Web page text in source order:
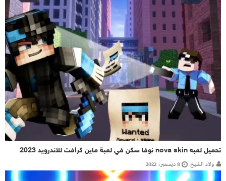
تحميل لعبه nova skin نوفا سكن في لعبة ماين كرافت للاندرويد 2023
ولاء الشيخ 8 ديسمبر، 2022